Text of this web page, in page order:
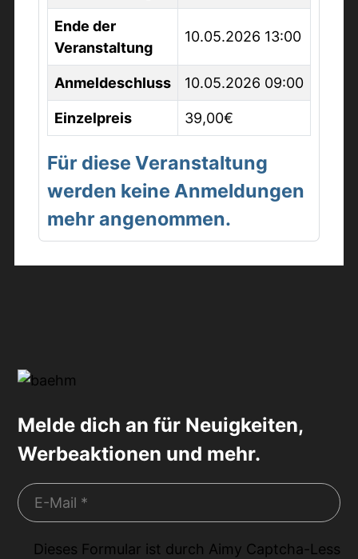
Ende der
Veranstaltung
10.05.2026 13:00
Anmeldeschluss 10.05.2026 09:00
Einzelpreis 39,00€
Für diese Veranstaltung
werden keine Anmeldungen
mehr angenommen.
Melde dich an für Neuigkeiten,
Werbeaktionen und mehr.
Dieses Formular ist durch Aimy Captcha-Less